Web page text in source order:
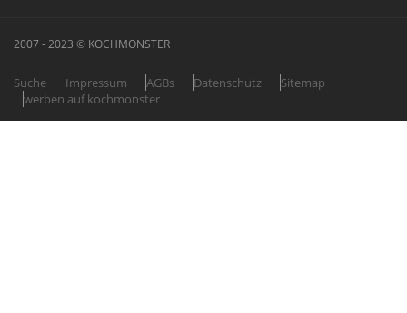
2007 - 2023 © KOCHMONSTER
Suche Impressum AGBs Datenschutz
Sitemap
werben auf kochmonster